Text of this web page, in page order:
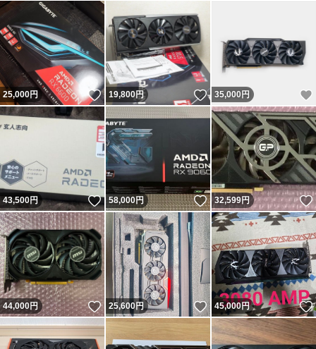
25,000円 いいね！
19,800円 いいね！
35,000 円
43,500円 いいね！
58,000円 いいね！
32,599円
44,000円 いいね！
25,600円 いいね！
45,000円